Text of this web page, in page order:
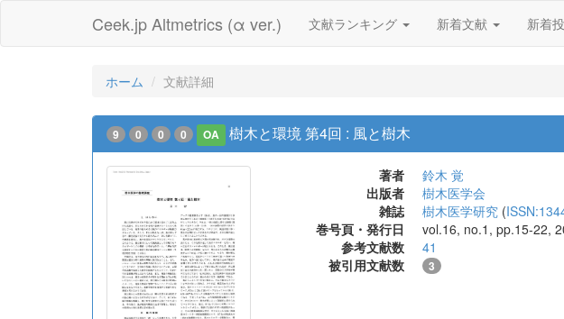
Ceek.jp Altmetrics (α ver.) 文献ランキング 新着文献 新着
ホーム 文献詳細
9 0 0 0 OA 樹木と環境 第4回 : 風と樹木
著者
鈴木 覚
出版者
樹木医学会
雑誌
樹木医学研究 (
巻号頁・発行日
vol.16, no.1, pp.15-22,
参考文献数
41
被引用文献数
3